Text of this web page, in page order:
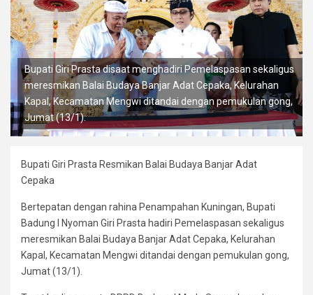
Bupati Giri Prasta disaat menghadiri Pemelaspasan sekaligus
meresmikan Balai Budaya Banjar Adat Cepaka, Kelurahan
Kapal, Kecamatan Mengwi ditandai dengan pemukulan gong,
Jumat (13/1).
Bupati Giri Prasta Resmikan Balai Budaya Banjar Adat
Cepaka
Bertepatan dengan rahina Penampahan Kuningan, Bupati
Badung I Nyoman Giri Prasta hadiri Pemelaspasan sekaligus
meresmikan Balai Budaya Banjar Adat Cepaka, Kelurahan
Kapal, Kecamatan Mengwi ditandai dengan pemukulan gong,
Jumat (13/1).